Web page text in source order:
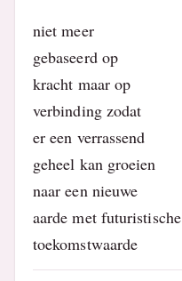
niet meer
gebaseerd op
kracht maar op
verbinding zodat
er een verrassend
geheel kan groeien
naar een nieuwe
aarde met futuristische
toekomstwaarde